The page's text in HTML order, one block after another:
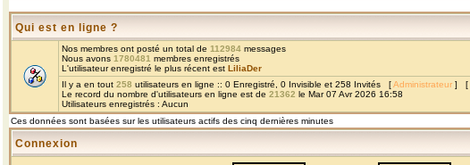
Qui est en ligne ?
Nos membres ont posté un total de 112984 messages
Nous avons 1780481 membres enregistrés
L'utilisateur enregistré le plus récent est LiliaDer
Il y a en tout 258 utilisateurs en ligne :: 0 Enregistré, 0 Invisible et 258 Invités [Administrateur ] [
Le record du nombre d'utilisateurs en ligne est de 21362 le Mar 07 Avr 2026 16:58
Utilisateurs enregistrés : Aucun
Ces données sont basées sur les utilisateurs actifs des cinq dernières minutes
Connexion